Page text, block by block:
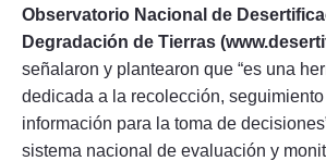
Observatorio Nacional de
Degradación de Tierras
señalaron y plantearon que “es una
dedicada a la recolección,
información para la toma de
sistema nacional de evaluación y